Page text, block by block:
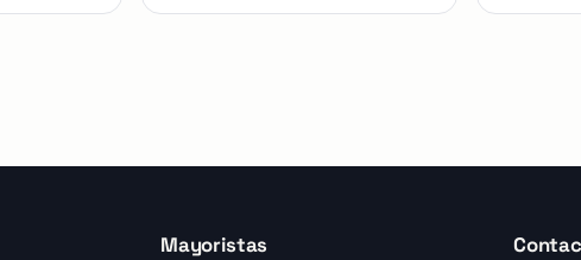
Mayoristas